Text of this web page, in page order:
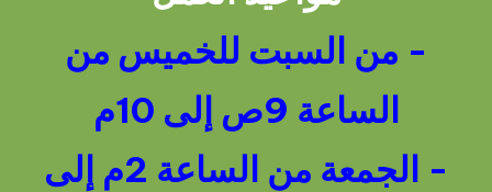
- من السبت للخميس من
الساعة 9ص إلى 10م
- الجمعة من الساعة 2م إلى